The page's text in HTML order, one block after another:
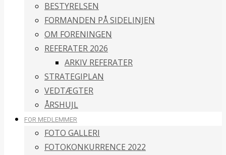
BESTYRELSEN
FORMANDEN PÅ SIDELINJEN
OM FORENINGEN
REFERATER 2026
ARKIV REFERATER
STRATEGIPLAN
VEDTÆGTER
ÅRSHUJL
FOR MEDLEMMER
FOTO GALLERI
FOTOKONKURRENCE 2022